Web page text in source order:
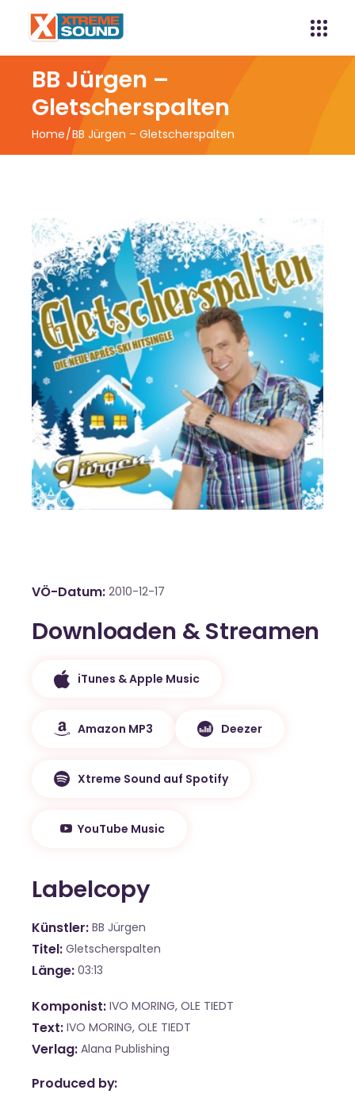
BB Jürgen –
Gletscherspalten
Home BB Jürgen – Gletscherspalten
VÖ-Datum 2010-12-17
Downloaden & Streamen
iTunes & Apple Music
Amazon MP3 Deezer
Xtreme Sound auf Spotify
YouTube Music
Labelcopy
Künstler BB Jürgen
Titel Gletscherspalten
Länge 03:13
Komponist IVO MORING, OLE TIEDT
Text IVO MORING, OLE TIEDT
Verlag Alana Publishing
Produced by: